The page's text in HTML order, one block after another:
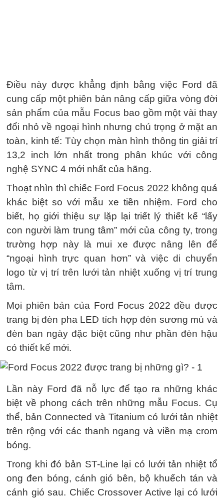
Điều này được khẳng định bằng việc Ford đã
cung cấp một phiên bản nâng cấp giữa vòng đời
sản phẩm của mẫu Focus bao gồm một vài thay
đổi nhỏ về ngoại hình nhưng chú trọng ở mặt an
toàn, kinh tế: Tùy chọn màn hình thông tin giải trí
13,2 inch lớn nhất trong phân khúc với công
nghệ SYNC 4 mới nhất của hãng.
Thoạt nhìn thì chiếc Ford Focus 2022 không quá
khác biệt so với mẫu xe tiền nhiệm. Ford cho
biết, họ giới thiệu sự lặp lại triết lý thiết kế “lấy
con người làm trung tâm” mới của công ty, trong
trường hợp này là mui xe được nâng lên để
“ngoại hình trực quan hơn” và việc di chuyển
logo từ vị trí trên lưới tản nhiệt xuống vị trí trung
tâm.
Mọi phiên bản của Ford Focus 2022 đều được
trang bị đèn pha LED tích hợp đèn sương mù và
đèn ban ngày đặc biệt cũng như phần đèn hậu
có thiết kế mới.
Lần này Ford đã nỗ lực để tạo ra những khác
biệt về phong cách trên những mẫu Focus. Cụ
thể, bản Connected và Titanium có lưới tản nhiệt
trên rộng với các thanh ngang và viền mạ crom
bóng.
Trong khi đó bản ST-Line lại có lưới tản nhiệt tổ
ong đen bóng, cánh gió bên, bộ khuếch tán và
cánh gió sau. Chiếc Crossover Active lại có lưới